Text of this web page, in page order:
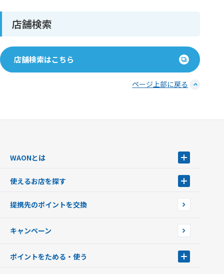
店舗検索
店舗検索はこちら
ページ上部に戻る
WAONとは
WAONを申込む
インターネット上でのお買い物について（ネット決済）
使えるお店を探す
店舗検索
イオン銀行ATM設置場所
提携先のポイントを交換
キャンペーン
ポイントをためる・使う